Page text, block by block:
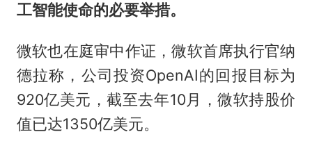
工智能使命的必要举措。
微软也在庭审中作证，微软首席执行官纳
德拉称，公司投资OpenAI的回报目标为
920亿美元，截至去年10月，微软持股价
值已达1350亿美元。